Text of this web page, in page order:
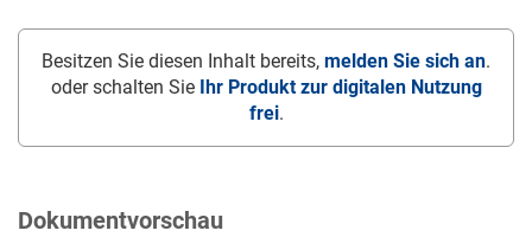
Besitzen Sie diesen Inhalt bereits, melden Sie sich an.
oder schalten Sie
Ihr Produkt zur digitalen Nutzung
frei.
Dokumentvorschau